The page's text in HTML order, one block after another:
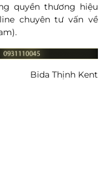
quyền thương hiệu
chuyên tư vấn về
Bida Thịnh Kent